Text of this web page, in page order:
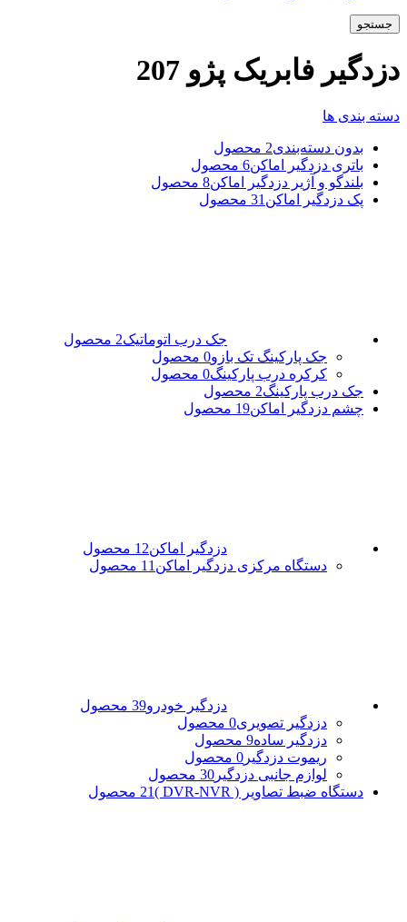
جستجو
دزدگیر فابریک پژو 207
دسته بندی ها
بدون دسته‌بندی2 محصول
باتری دزدگیر اماکن6 محصول
بلندگو و آژیر دزدگیر اماکن8 محصول
پک دزدگیر اماکن 31 محصول
جک درب اتوماتیک2 محصول
جک پارکینگ تک بازو0 محصول
کرکره درب پارکینگ0 محصول
جک درب پارکینگ2 محصول
چشم دزدگیر اماکن19 محصول
دزدگیر اماکن12 محصول
دستگاه مرکزی دزدگیر اماکن 11 محصول
دزدگیر خودرو39 محصول
دزدگیر تصویری0 محصول
دزدگیر ساده9 محصول
ریموت دزدگیر 0 محصول
لوازم جانبی دزدگیر 30 محصول
دستگاه ضبط تصاویر ( DVR-NVR )
21 محصول